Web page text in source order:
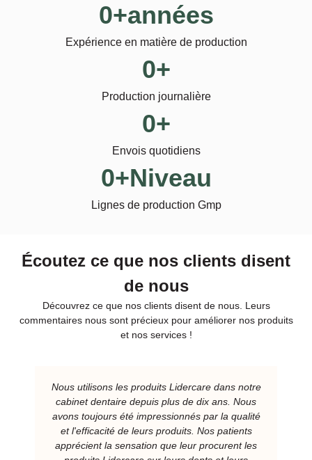
Expérience en matière de production
0+années
Production journalière
0+
Envois quotidiens
0+
Lignes de production Gmp
0+Niveau
Écoutez ce que nos clients disent
de nous
Découvrez ce que nos clients disent de nous. Leurs
commentaires nous sont précieux pour améliorer nos produits
et nos services !
Nous utilisons les produits Lidercare dans notre
cabinet dentaire depuis plus de dix ans. Nous
avons toujours été impressionnés par la qualité
et l'efficacité de leurs produits. Nos patients
apprécient la sensation que leur procurent les